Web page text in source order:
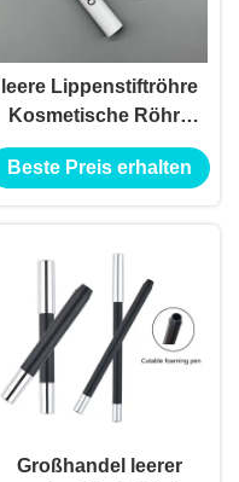
leere Lippenstiftröhre
Kosmetische Röhre
Verpackung
Designstiftröhre
Beste Preis erhalten
Großhandel leerer